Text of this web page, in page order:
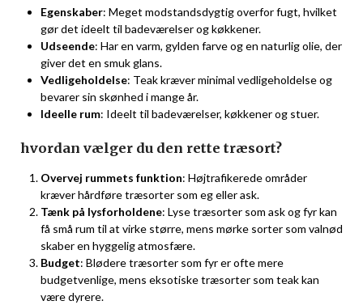
Egenskaber: Meget modstandsdygtig overfor fugt, hvilket
gør det ideelt til badeværelser og køkkener.
Udseende: Har en varm, gylden farve og en naturlig olie, der
giver det en smuk glans.
Vedligeholdelse: Teak kræver minimal vedligeholdelse og
bevarer sin skønhed i mange år.
Ideelle rum: Ideelt til badeværelser, køkkener og stuer.
hvordan vælger du den rette træsort?
Overvej rummets funktion: Højtrafikerede områder
kræver hårdføre træsorter som eg eller ask.
Tænk på lysforholdene: Lyse træsorter som ask og fyr kan
få små rum til at virke større, mens mørke sorter som valnød
skaber en hyggelig atmosfære.
Budget: Blødere træsorter som fyr er ofte mere
budgetvenlige, mens eksotiske træsorter som teak kan
være dyrere.